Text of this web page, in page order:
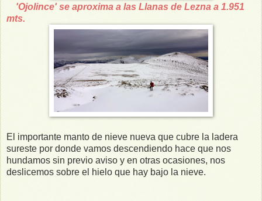
'Ojolince' se aproxima a las Llanas de Lezna a 1.951
mts.
El importante manto de nieve nueva que cubre la ladera
sureste por donde vamos descendiendo hace que nos
hundamos sin previo aviso y en otras ocasiones, nos
deslicemos sobre el hielo que hay bajo la nieve.